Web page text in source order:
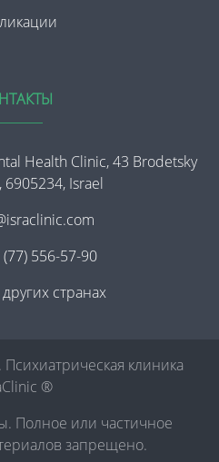
Health Clinic, 43 Brodetsky
6905234, Israel
556-57-90
странах
клиника
®
Полное или частичное
запрещено.